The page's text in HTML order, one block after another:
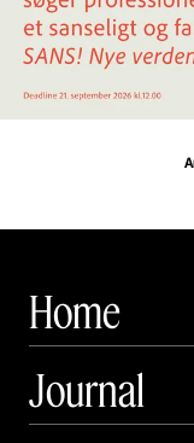
Home
Journal